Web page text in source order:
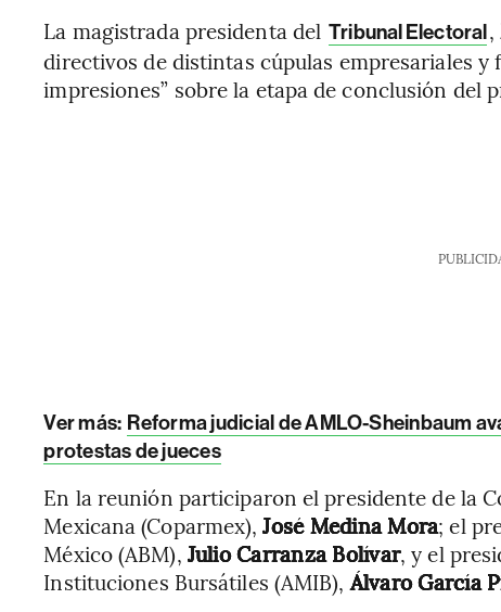
La magistrada presidenta del Tribunal Electoral,
directivos de distintas cúpulas empresariales
impresiones” sobre la etapa de conclusión del
Ver más: Reforma judicial de AMLO-Sheinbaum
protestas de jueces
En la reunión participaron el presidente de la
Mexicana (Coparmex),José Medina Mora; el
México (ABM), Julio Carranza Bolívar, y el
Instituciones Bursátiles (AMIB),Álvaro García